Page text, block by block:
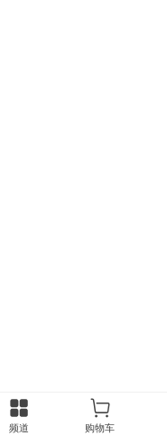
频道 购物车